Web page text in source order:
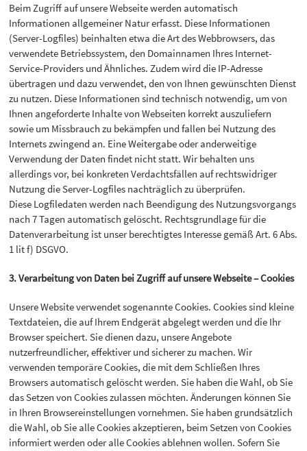
Beim Zugriff auf unsere Webseite werden automatisch
Informationen allgemeiner Natur erfasst. Diese Informationen
(Server-Logfiles) beinhalten etwa die Art des Webbrowsers, das
verwendete Betriebssystem, den Domainnamen Ihres Internet-
Service-Providers und Ähnliches. Zudem wird die IP-Adresse
übertragen und dazu verwendet, den von Ihnen gewünschten Dienst
zu nutzen. Diese Informationen sind technisch notwendig, um von
Ihnen angeforderte Inhalte von Webseiten korrekt auszuliefern
sowie um Missbrauch zu bekämpfen und fallen bei Nutzung des
Internets zwingend an. Eine Weitergabe oder anderweitige
Verwendung der Daten findet nicht statt. Wir behalten uns
allerdings vor, bei konkreten Verdachtsfällen auf rechtswidriger
Nutzung die Server-Logfiles nachträglich zu überprüfen.
Diese Logfiledaten werden nach Beendigung des Nutzungsvorgangs
nach 7 Tagen automatisch gelöscht. Rechtsgrundlage für die
Datenverarbeitung ist unser berechtigtes Interesse gemäß Art. 6 Abs.
1 lit f) DSGVO.
3. Verarbeitung von Daten bei Zugriff auf unsere Webseite – Cookies
Unsere Website verwendet sogenannte Cookies. Cookies sind kleine
Textdateien, die auf Ihrem Endgerät abgelegt werden und die Ihr
Browser speichert. Sie dienen dazu, unsere Angebote
nutzerfreundlicher, effektiver und sicherer zu machen. Wir
verwenden temporäre Cookies, die mit dem Schließen Ihres
Browsers automatisch gelöscht werden. Sie haben die Wahl, ob Sie
das Setzen von Cookies zulassen möchten. Änderungen können Sie
in Ihren Browsereinstellungen vornehmen. Sie haben grundsätzlich
die Wahl, ob Sie alle Cookies akzeptieren, beim Setzen von Cookies
informiert werden oder alle Cookies ablehnen wollen. Sofern Sie